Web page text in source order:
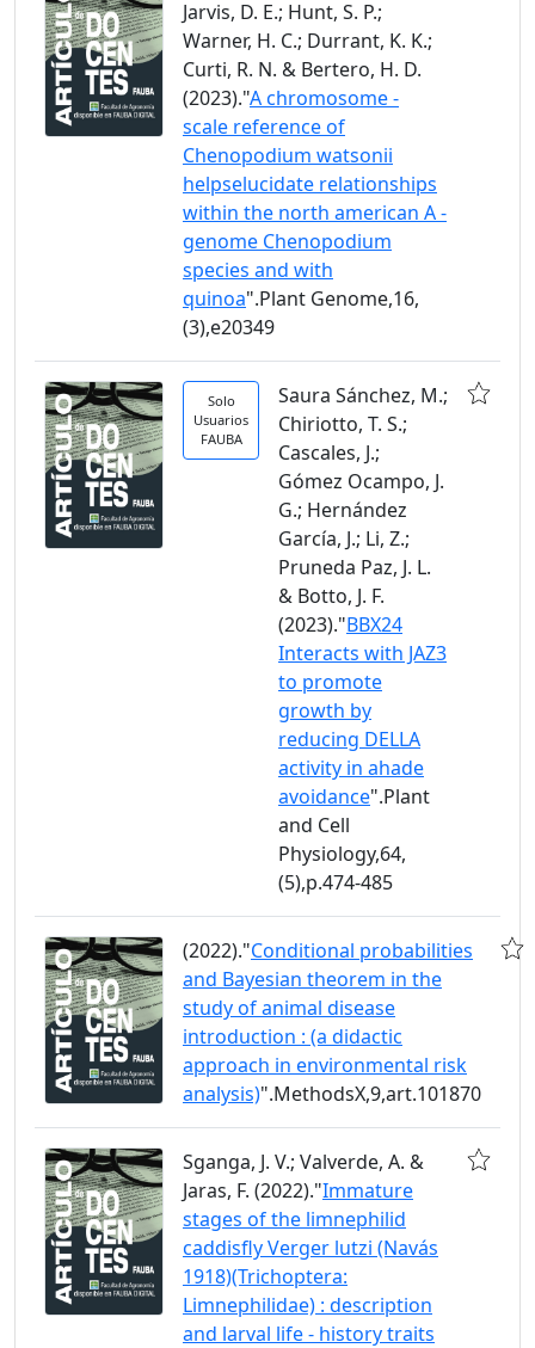
Jarvis, D. E.; Hunt, S. P.;
Warner, H. C.; Durrant, K. K.;
Curti, R. N. & Bertero, H. D.
(2023)."A chromosome -
scale reference of
Chenopodium watsonii
helpselucidate relationships
within the north american A -
genome Chenopodium
species and with
quinoa".Plant Genome,16,
(3),e20349
Solo
Usuarios
FAUBA
Saura Sánchez, M.;
Chiriotto, T. S.;
Cascales, J.;
Gómez Ocampo, J.
G.; Hernández
García, J.; Li, Z.;
Pruneda Paz, J. L.
& Botto, J. F.
(2023)."BBX24
Interacts with JAZ3
to promote
growth by
reducing DELLA
activity in ahade
avoidance".Plant
and Cell
Physiology,64,
(5),p.474-485
(2022)."Conditional probabilities
and Bayesian theorem in the
study of animal disease
introduction : (a didactic
approach in environmental risk
analysis)".MethodsX,9,art.101870
Sganga, J. V.; Valverde, A. &
Jaras, F. (2022)."Immature
stages of the limnephilid
caddisfly Verger lutzi (Navás
1918)(Trichoptera:
Limnephilidae) : description
and larval life - history traits